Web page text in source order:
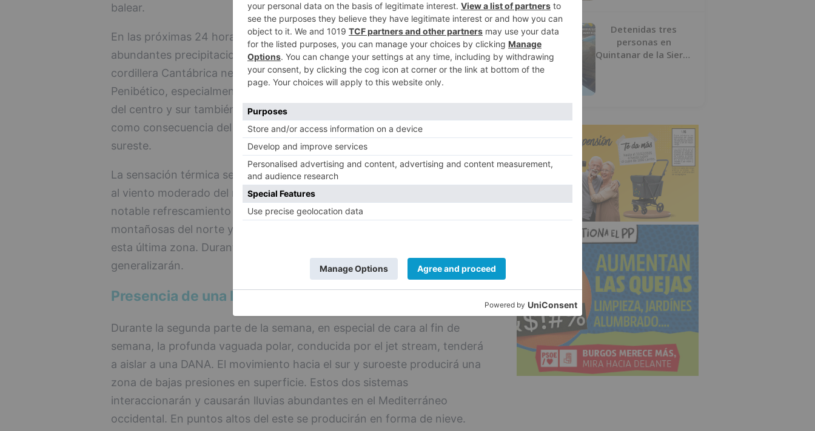
balear.
En las próximas 24 horas el tercio norte peninsular contará con
abundantes precipitaciones, y en puntos altos de los Pirineos y la
cordillera Cantábrica nevará, al igual que en otras zonas altas del sistema
Penibético, especialmente Sierra Nevada, con vientos fuertes. En zonas
del centro y sur también se producirán lluvias, aunque no tan cuantiosas,
como consecuencia del frente frío que afectará la Península de norte a
sureste.
La sensación térmica será bastante más fría que en días pasados, debido
al viento moderado del norte y el descenso de las temperaturas. Este
notable refrescamiento causará heladas en los Pirineos y zonas
montañosas del norte y en la Meseta Norte, siendo algo más débiles en
esta última zona. Durante la segunda mitad de la semana las heladas se
generalizarán.
Presencia de una DANA
Durante la segunda parte de la semana, en especial de cara al fin de
semana, la profunda vaguada polar, conducida por el jet stream, tenderá
a aislar a una DANA. El movimiento hacia el sur y suroeste producirá una
zona de bajas presiones en superficie. Estos dos sistemas
interaccionarán y causarán lluvias abundantes en el Mediterráneo
occidental. En puntos altos del este se producirán en forma de nieve.
5
Detenidas tres
personas en
Quintanar de la Sierra